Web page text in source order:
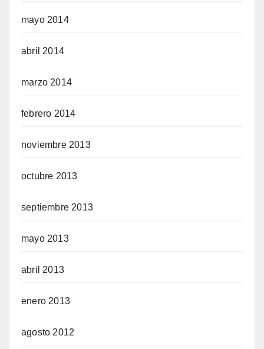
mayo 2014
abril 2014
marzo 2014
febrero 2014
noviembre 2013
octubre 2013
septiembre 2013
mayo 2013
abril 2013
enero 2013
agosto 2012